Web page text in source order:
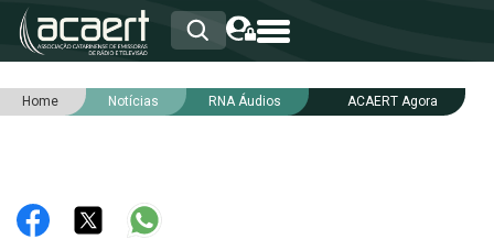
HOME
RNA
NOTÍCIAS
Home Notícias RNA Áudios ACAERT Agora